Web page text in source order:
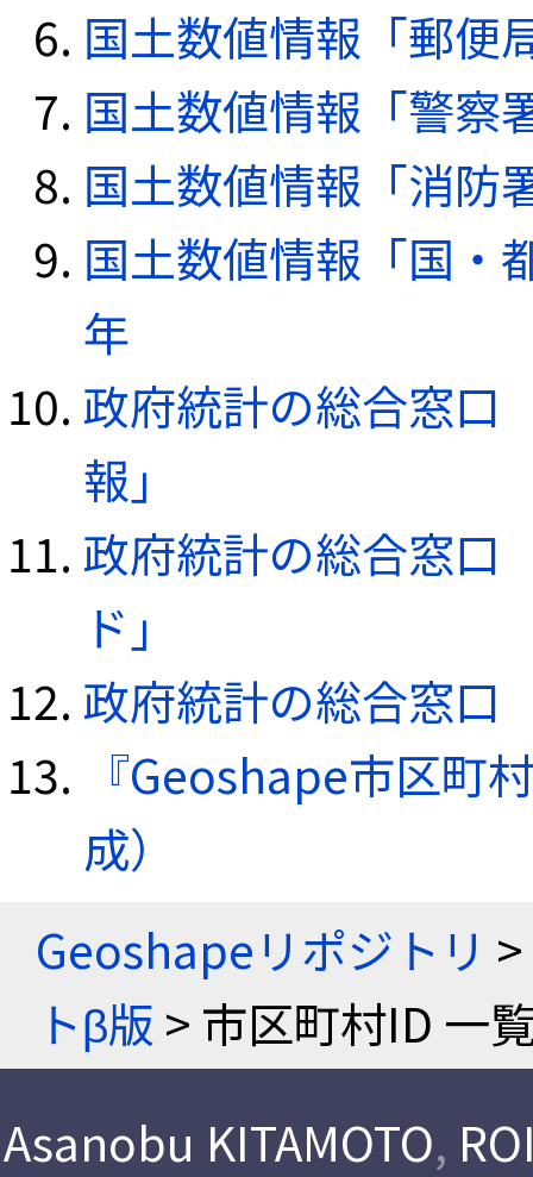
国土数値情報「郵便
国土数値情報「警察
国土数値情報「消防
国土数値情報「国・
年
政府統計の総合窓口
報」
政府統計の総合窓口
ド」
政府統計の総合窓口
『Geoshape市区町
成）
Geoshapeリポジトリ >
トβ版 > 市区町村ID 一
Asanobu KITAMOTO,